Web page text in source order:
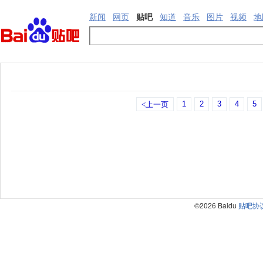
新闻 网页 贴吧 知道 音乐 图片 视频
<上一页 1 2 3 4 5
©2026 Baidu 贴吧协